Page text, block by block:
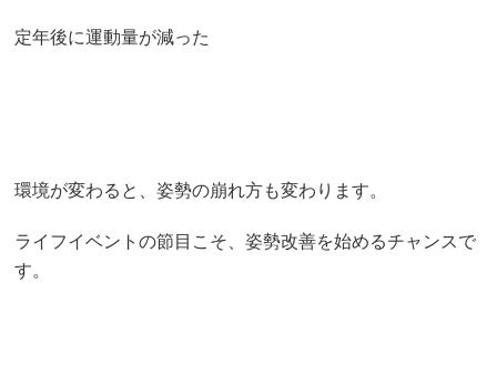
定年後に運動量が減った
環境が変わると、姿勢の崩れ方も変わります。
ライフイベントの節目こそ、姿勢改善を始めるチャンスで
す。